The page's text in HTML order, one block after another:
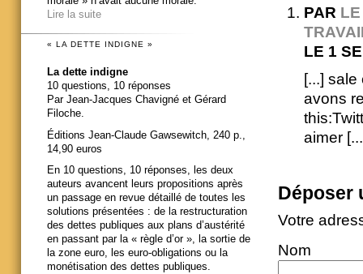
PAR
LE 1
[...]
avons
aimer
Déposer
Votre
Nom
Lire la suite
« LA DETTE INDIGNE »
La dette indigne
10 questions, 10 réponses
Par Jean-Jacques Chavigné et Gérard
Filoche.
Éditions Jean-Claude Gawsewitch, 240 p.,
14,90 euros
En 10 questions, 10 réponses, les deux
auteurs avancent leurs propositions après
un passage en revue détaillé de toutes les
solutions présentées : de la restructuration
des dettes publiques aux plans d’austérité
en passant par la « règle d’or », la sortie de
la zone euro, les euro-obligations ou la
monétisation des dettes publiques.